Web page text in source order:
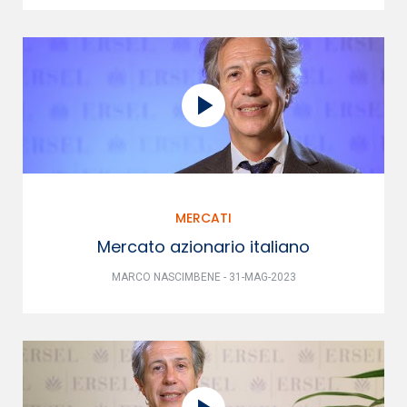
MERCATI
Mercato azionario italiano
MARCO NASCIMBENE - 31-MAG-2023